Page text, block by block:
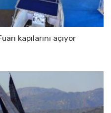
kapılarını açıyor